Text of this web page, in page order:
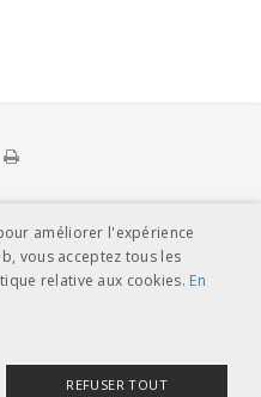
améliorer l'expérience
vous acceptez tous les
relative aux cookies. En
REFUSER TOUT